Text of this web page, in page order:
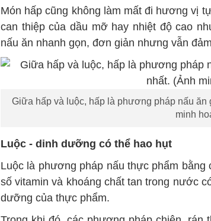
Món hấp cũng không làm mất đi hương vị
can thiệp của dầu mỡ hay nhiệt độ cao
nấu ăn nhanh gọn, đơn giản nhưng vẫn
Giữa hấp và luộc, hấp là phương pháp nấu
minh
Luộc - dinh dưỡng có thể hao hụt
Luộc là phương pháp nấu thực phẩm
số vitamin và khoáng chất tan trong nước
dưỡng của thực phẩm.